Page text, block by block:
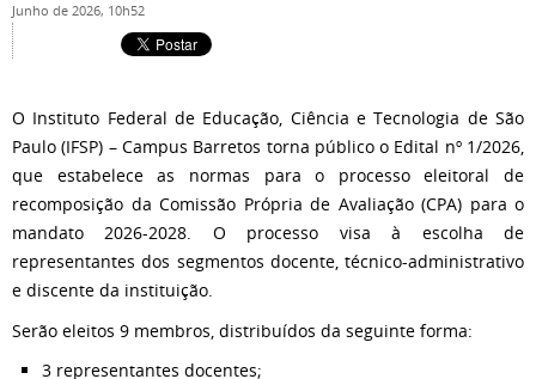
Junho de 2026, 10h52
O Instituto Federal de Educação, Ciência e Tecnologia de São
Paulo (IFSP) – Campus Barretos torna público o Edital nº 1/2026,
que estabelece as normas para o processo eleitoral de
recomposição da Comissão Própria de Avaliação (CPA) para o
mandato 2026-2028. O processo visa à escolha de
representantes dos segmentos docente, técnico-administrativo
e discente da instituição.
Serão eleitos 9 membros, distribuídos da seguinte forma:
3 representantes docentes;